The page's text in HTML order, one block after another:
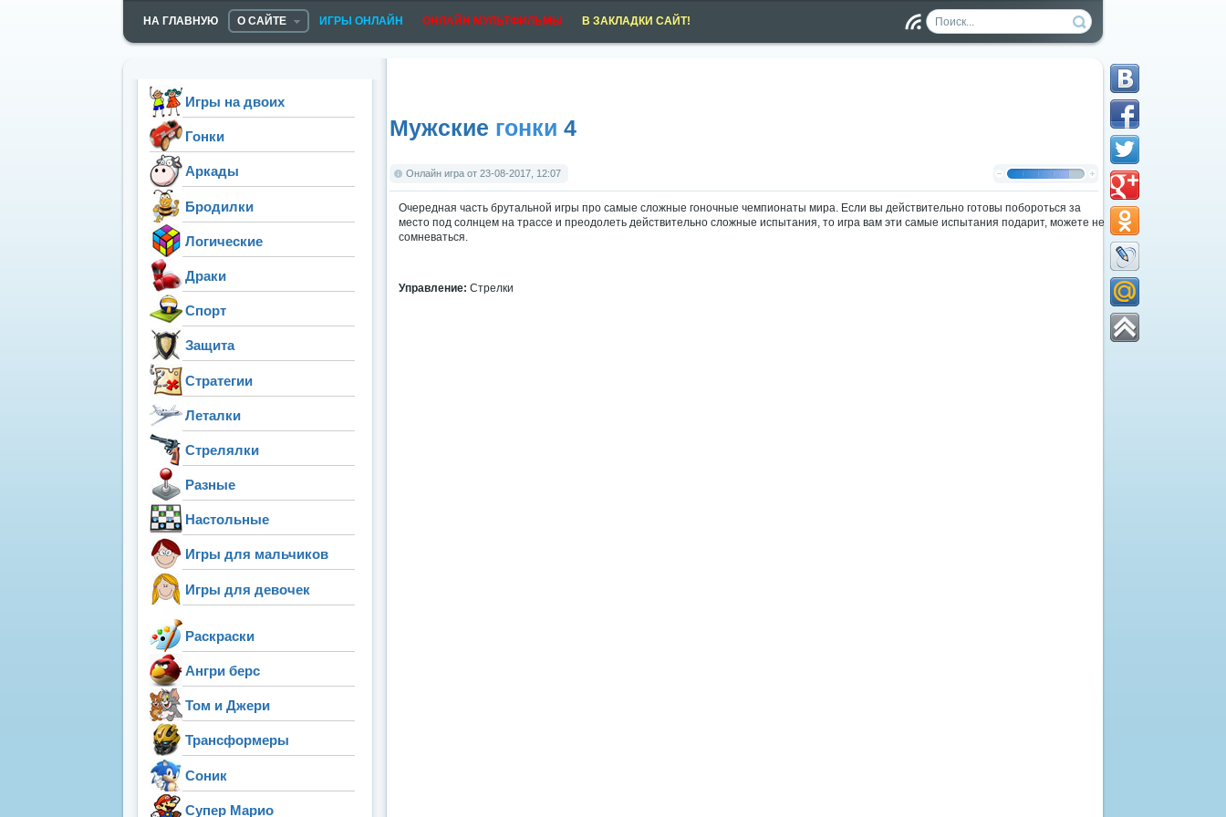
НА ГЛАВНУЮ О САЙТЕ ИГРЫ ОНЛАЙН ОНЛАЙН МУЛЬТФИЛЬМЫ
В ЗАКЛАДКИ САЙТ!
ен
Мужские гонки 4
Онлайн игра от 23-08-2017, 12:07
Очередная часть брутальной игры про самые сложные гоночные чемпионаты мира. Если вы действительно готовы побороться за
место под солнцем на трассе и преодолеть действительно сложные испытания, то игра вам эти самые испытания подарит, можете не
сомневаться.
Управление: Стрелки
Игры на двоих
Гонки
Аркады
Бродилки
Логические
Драки
Спорт
Защита
Стратегии
Леталки
Стрелялки
Разные
Настольные
Игры для мальчиков
Игры для девочек
Раскраски
Ангри берс
Том и Джери
Трансформеры
Соник
Супер Марио